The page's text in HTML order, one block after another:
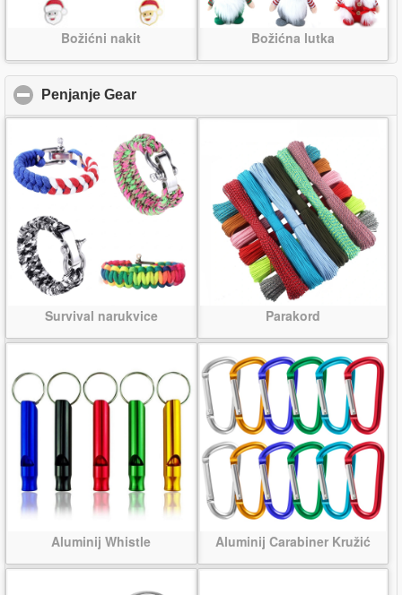
Božićni nakit Božićna lutka
Penjanje Gear
Survival narukvice Parakord
Aluminij Whistle Aluminij Carabiner Kružić